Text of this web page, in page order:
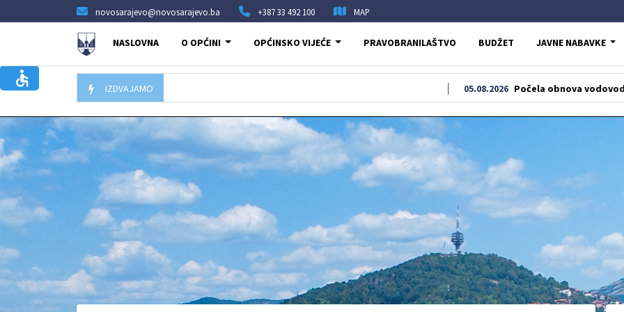
novosarajevo@novosarajevo.ba +387 33 492 100 MAP
NASLOVNA O OPĆINI OPĆINSKO VIJEĆE PRAVOBRANILAŠTVO BUDŽET JAVNE NABAVKE
IZDVAJAMO Počela obnova vodovodne i